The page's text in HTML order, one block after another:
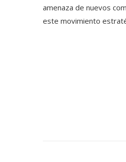
amenaza de nuevos
este movimiento